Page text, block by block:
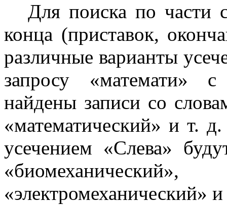
Для поиска по части
конца (приставок,
различные варианты
запросу «математи»
найдены записи со
«математический» и т.
усечением «Слева»
«электромеханический» и